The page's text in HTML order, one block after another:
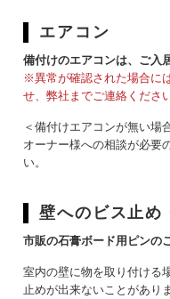
エアコン
備付けのエアコンは、ご入
※異常が確認された場合に
せ、弊社までご連絡ください
＜備付けエアコンが無い場
オーナー様への相談が必要
い。
壁へのビス止め
市販の石膏ボード用ピンの
室内の壁に物を取り付ける
止めが出来ないことがあり